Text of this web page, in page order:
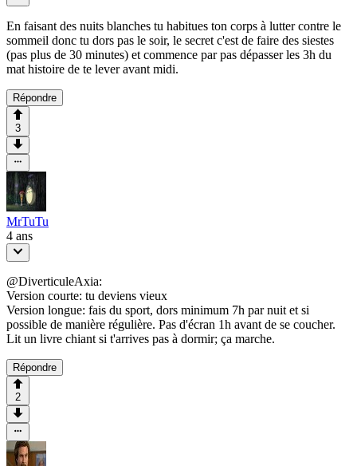
En faisant des nuits blanches tu habitues ton corps à lutter contre le
sommeil donc tu dors pas le soir, le secret c'est de faire des siestes
(pas plus de 30 minutes) et commence par pas dépasser les 3h du
mat histoire de te lever avant midi.
Répondre
3
MrTuTu
4 ans
@DiverticuleAxia:
Version courte: tu deviens vieux
Version longue: fais du sport, dors minimum 7h par nuit et si
possible de manière régulière. Pas d'écran 1h avant de se coucher.
Lit un livre chiant si t'arrives pas à dormir; ça marche.
Répondre
2